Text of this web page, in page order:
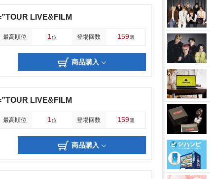
LIVE&FILM
最高順位 1 位 登場回数 159週
商品購入
LIVE&FILM
最高順位 1 位 登場回数 159週
商品購入